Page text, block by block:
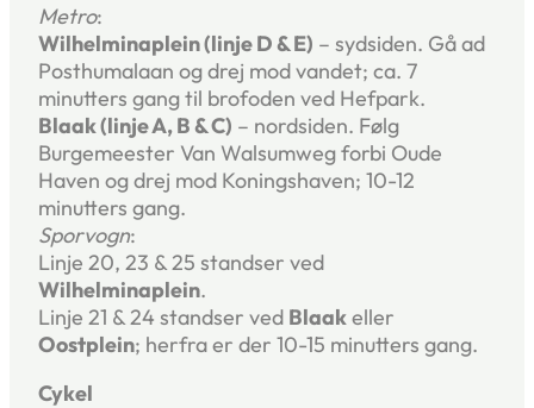
Metro:
Wilhelminaplein (linje D & E) – sydsiden. Gå ad
Posthumalaan og drej mod vandet; ca. 7
minutters gang til brofoden ved Hefpark.
Blaak (linje A, B & C) – nordsiden. Følg
Burgemeester Van Walsumweg forbi Oude
Haven og drej mod Koningshaven; 10-12
minutters gang.
Sporvogn:
Linje 20, 23 & 25 standser ved
Wilhelminaplein.
Linje 21 & 24 standser ved Blaakeller
Oostplein; herfra er der 10-15 minutters gang.
Cykel